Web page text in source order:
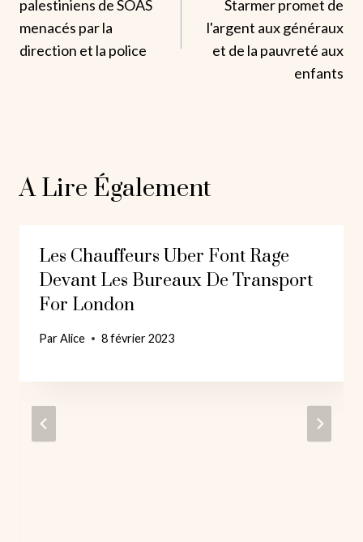
L’article
palestiniens de SOAS
menacés par la
direction et la police
Starmer promet de
l'argent aux généraux
et de la pauvreté aux
enfants
A Lire Également
Les Chauffeurs Uber Font Rage
Devant Les Bureaux De Transport
For London
ParAlice 8 février 2023